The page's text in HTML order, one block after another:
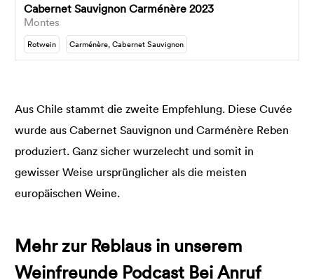
Cabernet Sauvignon Carménère 2023
Montes
Rotwein Carménère, Cabernet Sauvignon
Aus Chile stammt die zweite Empfehlung. Diese Cuvée
wurde aus Cabernet Sauvignon und Carménère Reben
produziert. Ganz sicher wurzelecht und somit in
gewisser Weise ursprünglicher als die meisten
europäischen Weine.
Mehr zur Reblaus in unserem
Weinfreunde Podcast Bei Anruf